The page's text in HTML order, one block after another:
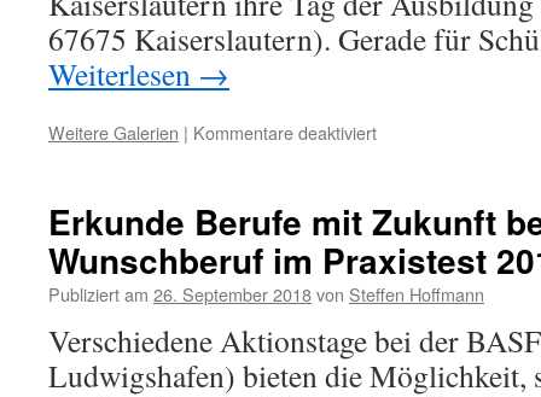
67675 Kaiserslautern). Gerade für
Weiterlesen →
Weitere Galerien | Kommentare deaktiviert
Erkunde Berufe mit Zukunft
Wunschberuf im Praxistest
Publiziert am 26. September 2018von Steffen Hoffmann
Verschiedene Aktionstage bei der
Ludwigshafen) bieten die Möglichkeit,